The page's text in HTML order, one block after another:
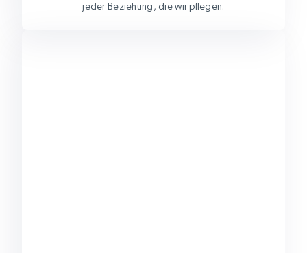
jeder Beziehung, die wir pflegen.